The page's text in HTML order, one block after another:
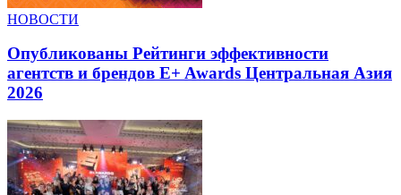
НОВОСТИ
Опубликованы Рейтинги эффективности
агентств и брендов E+ Awards Центральная Азия
2026